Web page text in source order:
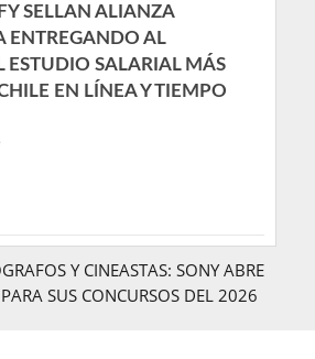
SELLAN ALIANZA
ENTREGANDO AL
ESTUDIO SALARIAL MÁS
EN LÍNEA Y TIEMPO
Y CINEASTAS: SONY ABRE
SUS CONCURSOS DEL 2026